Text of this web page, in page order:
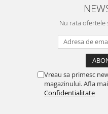
Nu rata
Vreau sa primesc
magazinului. Afla
Confidentialitate